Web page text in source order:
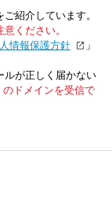
紹介しています。
ください。
情報保護方針
」
ルが正しく届かない
のドメインを受信で